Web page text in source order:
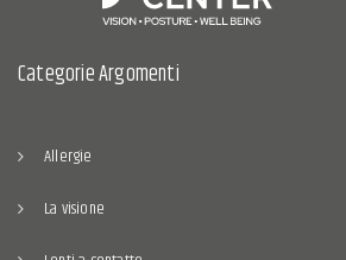
Categorie Argomenti
Allergie
La visione